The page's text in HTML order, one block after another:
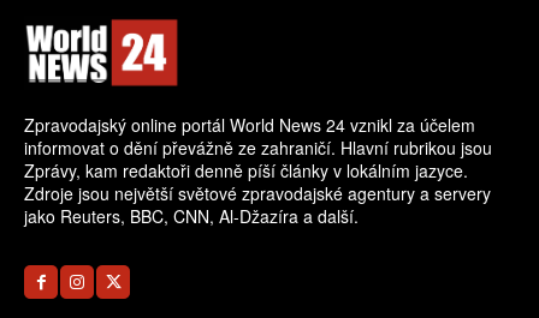
Zpravodajský online portál World News 24 vznikl za účelem
informovat o dění převážně ze zahraničí. Hlavní rubrikou jsou
Zprávy, kam redaktoři denně píší články v lokálním jazyce.
Zdroje jsou největší světové zpravodajské agentury a servery
jako Reuters, BBC, CNN, Al-Džazíra a další.